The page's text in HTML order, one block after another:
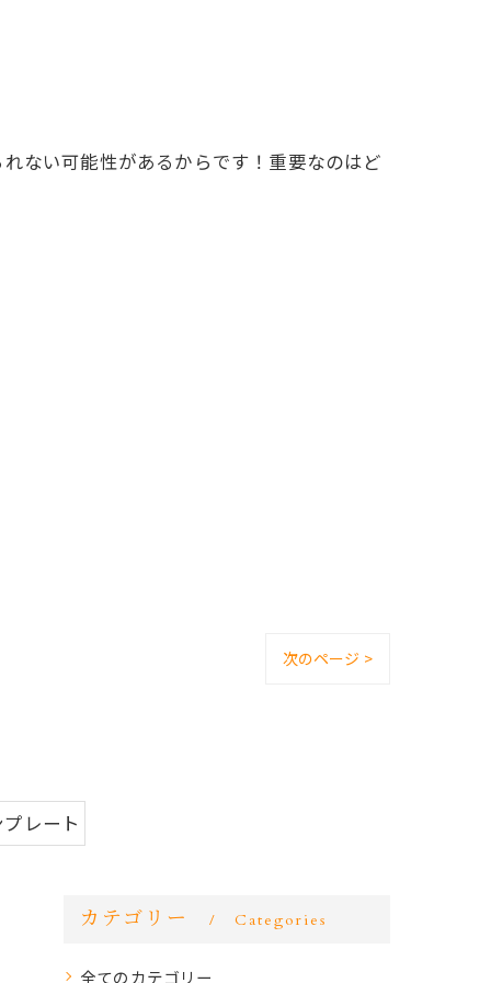
ない可能性があるからです！重要なのはど
次のページ >
レート
カテゴリー Categories
全てのカテゴリー